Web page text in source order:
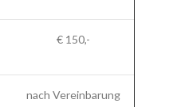
€ 150,-
nach Vereinbarung